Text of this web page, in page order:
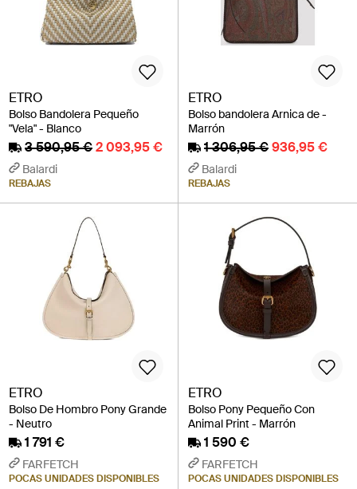
ETRO
Bolso Bandolera Pequeño
"Vela" - Blanco
3 590,95 €2 093,95 €
Balardi
REBAJAS
ETRO
Bolso bandolera Arnica de -
Marrón
1 306,95 €936,95 €
Balardi
REBAJAS
ETRO
Bolso De Hombro Pony Grande
- Neutro
1 791 €
FARFETCH
POCAS UNIDADES DISPONIBLES
ETRO
Bolso Pony Pequeño Con
Animal Print - Marrón
1 590 €
FARFETCH
POCAS UNIDADES DISPONIBLES